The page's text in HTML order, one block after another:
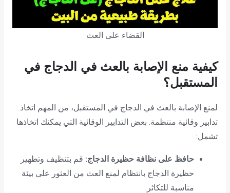
القضاء على العث
كيفية منع الإصابة بالعث في الدجاج في
المستقبل؟
لمنع الإصابة بالعث في الدجاج في المستقبل، من المهم اتخاذ
تدابير وقائية منتظمة. بعض التدابير الوقائية التي يمكنك اتخاذها
تشمل:
حافظ على نظافة حظيرة الدجاج: قم بتنظيف وتطهير
حظيرة الدجاج بانتظام لمنع العث من العثور على بيئة
مناسبة للتكاثر.